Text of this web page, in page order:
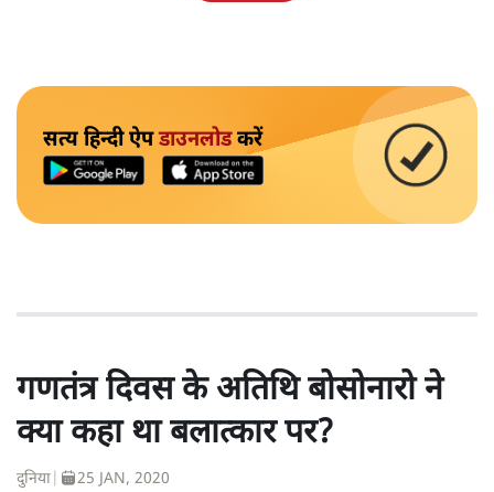
सत्य हिन्दी ऐपडाउनलोडकरें
गणतंत्र दिवस के अतिथि बोसोनारो ने
क्या कहा था बलात्कार पर?
दुनिया 25 JAN, 2020